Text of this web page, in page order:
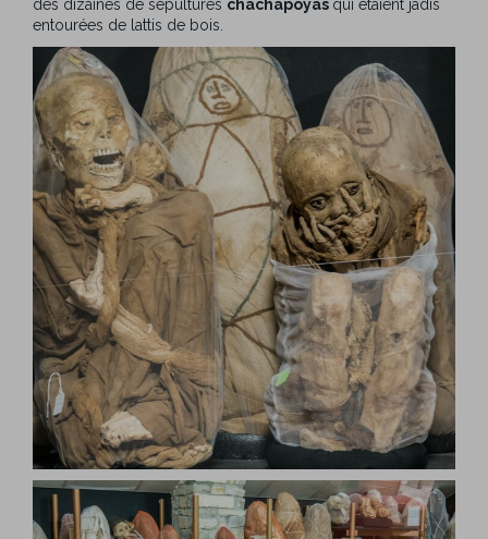
des dizaines de sépultures chachapoyas qui étaient jadis
entourées de lattis de bois.